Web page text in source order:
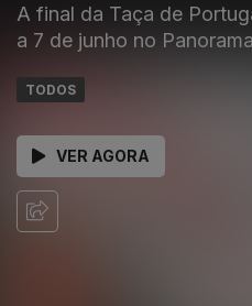
A final da Taça de
a 7 de junho no
TODOS
VER AGORA